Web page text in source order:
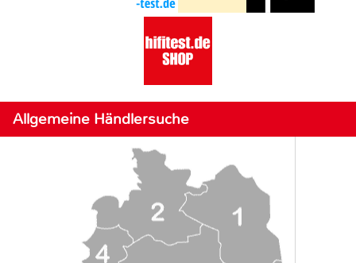
Allgemeine Händlersuche